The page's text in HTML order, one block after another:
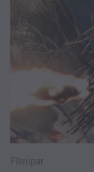
Filmipar